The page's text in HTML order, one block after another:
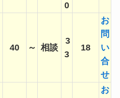
0
40 ～ 相談
3
3
18
お
問
い
合
せ
お